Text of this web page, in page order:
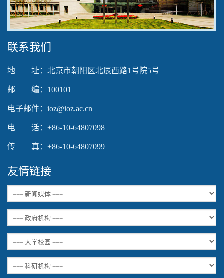
Video
联系我们
地 址：北京市朝阳区北辰西路1号院5号
邮 编：100101
电子邮件：ioz@ioz.ac.cn
电 话：+86-10-64807098
传 真：+86-10-64807099
友情链接